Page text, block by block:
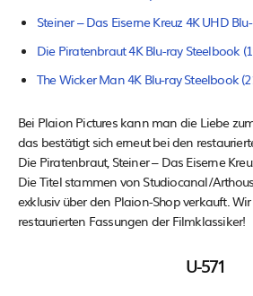
Steiner – Das Eiserne Kreuz 4K UHD
Die Piratenbraut 4K Blu-ray Steelbook
The Wicker Man 4K Blu-ray Steelbook
Bei Plaion Pictures kann man die Liebe
das bestätigt sich erneut bei den
Die Piratenbraut, Steiner – Das Eiserne
Die Titel stammen von Studiocanal/
exklusiv über den Plaion-Shop verkauft.
restaurierten Fassungen der Filmklassiker!
U-571